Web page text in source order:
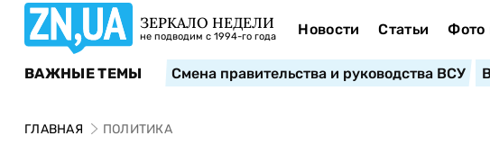
ЗЕРКАЛО НЕДЕЛИ
не подводим с 1994-го года Новости Статьи Фото
ВАЖНЫЕ ТЕМЫ Смена правительства и руководства ВСУ
ГЛАВНАЯ ПОЛИТИКА